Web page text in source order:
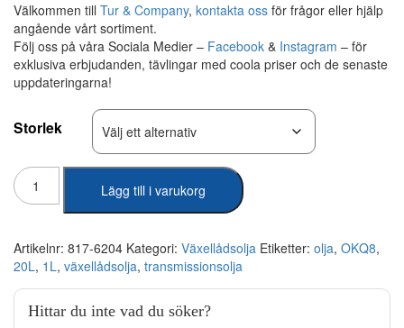
Välkommen till Tur & Company, kontakta oss för frågor eller hjälp
angående vårt sortiment.
Följ oss på våra Sociala Medier – Facebook & Instagram – för
exklusiva erbjudanden, tävlingar med coola priser och de senaste
uppdateringarna!
Storlek
Q8
-
Transmissionsolja
1L-
mängd
Lägg till i varukorg
Artikelnr: 817-6204 Kategori: Växellådsolja Etiketter: olja, OKQ8,
20L, 1L, växellådsolja, transmissionsolja
Hittar du inte vad du söker?